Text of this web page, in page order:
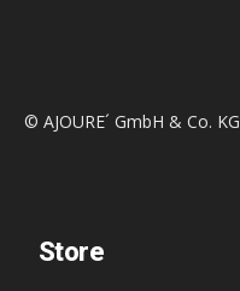
© AJOURE´ GmbH & Co. KG
Store